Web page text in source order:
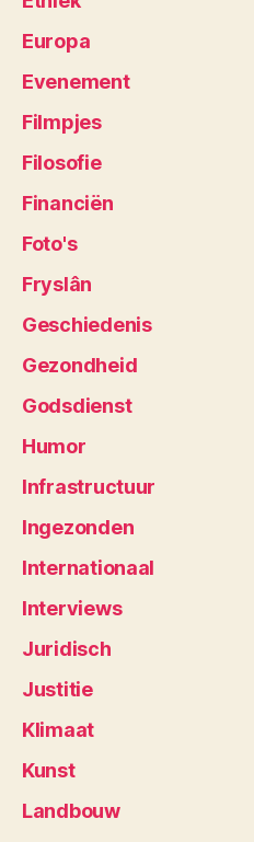
Europa
Evenement
Filmpjes
Filosofie
Financiën
Foto's
Fryslân
Geschiedenis
Gezondheid
Godsdienst
Humor
Infrastructuur
Ingezonden
Internationaal
Interviews
Juridisch
Justitie
Klimaat
Kunst
Landbouw